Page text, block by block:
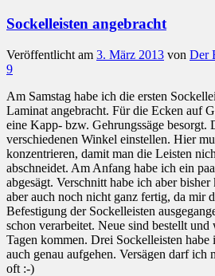
Sockelleisten angebracht
Veröffentlicht am 3. März 2013 von Der
9
Am Samstag habe ich die ersten
Laminat angebracht. Für die Ecken auf
eine Kapp- bzw. Gehrungssäge besorgt.
verschiedenen Winkel einstellen. Hier
konzentrieren, damit man die Leisten
abschneidet. Am Anfang habe ich ein
abgesägt. Verschnitt habe ich aber
aber auch noch nicht ganz fertig, da mir
Befestigung der Sockelleisten
schon verarbeitet. Neue sind bestellt und
Tagen kommen. Drei Sockelleisten habe
auch genau aufgehen. Versägen darf ich
oft :-)